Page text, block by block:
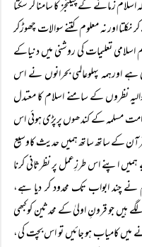
زمانے کے چیلنجز کا سامنا کر سکتا
اور نہ معلوم کتنے سوالات چھوڑکر
تعلیمات کی روشنی میں دنیاکے
ہے اورہمہ پہلوعالمی بحرانوں نے اس
نظروں کے سامنے اسلام کا معتدل
مسلمہ کے کندھوں پرپڑی ہوئی اس
کے ساتھ ساتھ ہمیں حدیث کاوسیع
اپنے اس طرزِعمل پر نظرثانی کرنا
چند ابواب تک محدود کر دیا ہے،
جو قرونِ اولیٰ کے محدثین کوکبھی
میں کامیاب ہو جائیں تو اس بچت کی،